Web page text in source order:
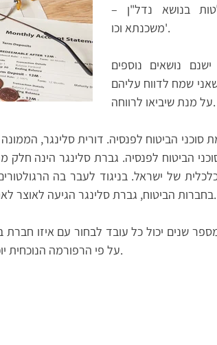
בנושא נדל"ן –
משכנתא וכו'.
נושאים נוספים
שמח לדווח עליהם
על מנת שיביאו לרווחה.
סוכני הביטוח לפנסיה. דורית סלינגר,
הביטוח לפנסיה. גברת סלינגר הינה
של ישראל. בניגוד לעבר בה
בחברות הביטוח, גברת סלינגר הגיעה לאוצר לאחר שאת הקריירה שלה עשתה במגזר העסקי.
שנים יכול כל עובד לבחור עם איזו חברת
על פי הרפורמה הנוכחית יוכל העובד גם לבחור מי יהיה סוכן הביטוח שלו.